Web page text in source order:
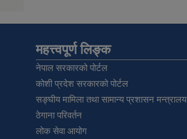
महत्त्वपूर्ण लिङ्क
नेपाल सरकारको पोर्टल
कोशी प्रदेश सरकारको पोर्टल
सङ्‍घीय मामिला तथा सामान्य प्रशासन मन्त्रालय
ठेगाना परिवर्तन
लोक सेवा आयोग